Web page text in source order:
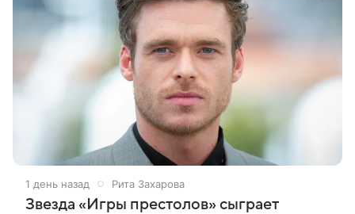
1 день назад Рита Захарова
Звезда «Игры престолов» сыграет